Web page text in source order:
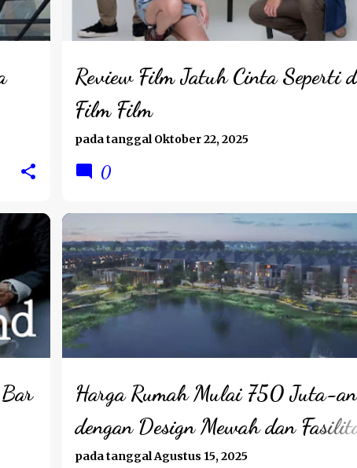
Review Film Jatuh Cinta Seperti
Film Film
pada tanggalOktober 22, 2025
0
Harga Rumah Mulai 750 Juta-an
dengan Design Mewah dan
Lengkap
pada tanggalAgustus 15, 2025
LIFESTYLE REVIEW